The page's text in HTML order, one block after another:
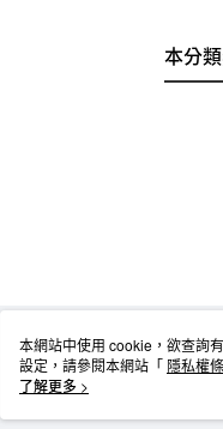
本分
本網站中使用 cookie，欲查詢
設定，請參閱本網站「 隱私權
使用 cookie。
了解更多 >